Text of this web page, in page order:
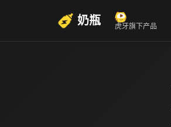
奶瓶 虎牙旗下产品